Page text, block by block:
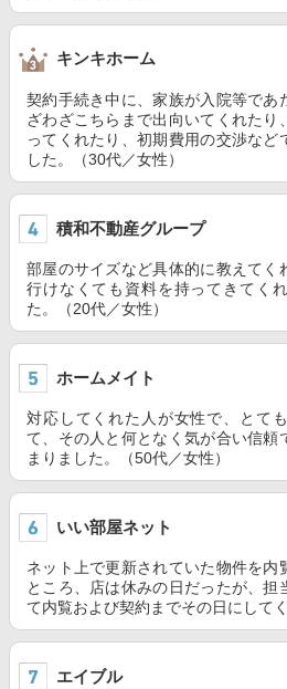
キンキホーム
契約手続き中に、家族が入院等であ
ざわざこちらまで出向いてくれたり
ってくれたり、初期費用の交渉など
した。（30代／女性）
積和不動産グループ
部屋のサイズなど具体的に教えてく
行けなくても資料を持ってきてく
た。（20代／女性）
ホームメイト
対応してくれた人が女性で、とて
て、その人と何となく気が合い信頼
まりました。（50代／女性）
いい部屋ネット
ネット上で更新されていた物件を内
ところ、店は休みの日だったが、担
て内覧および契約までその日にして
エイブル